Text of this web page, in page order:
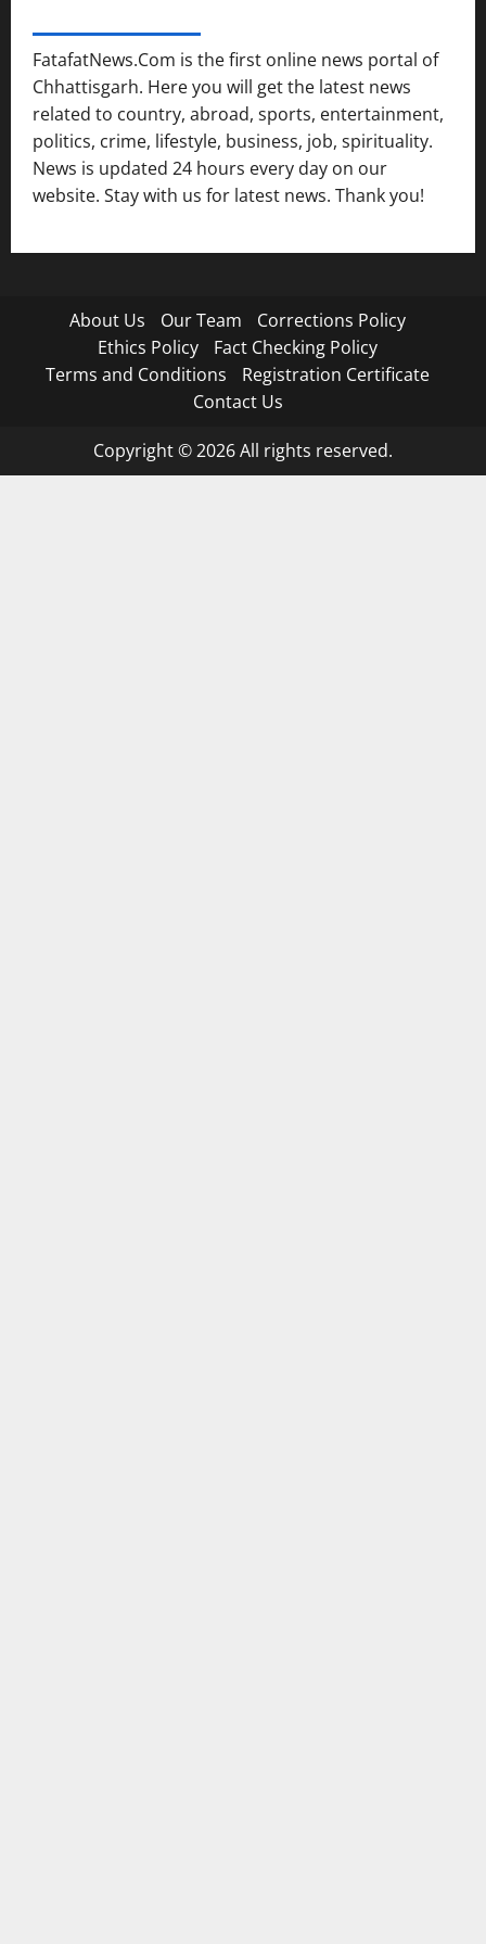
FatafatNews.Com is the first online news portal of
Chhattisgarh. Here you will get the latest news
related to country, abroad, sports, entertainment,
politics, crime, lifestyle, business, job, spirituality.
News is updated 24 hours every day on our
website. Stay with us for latest news. Thank you!
About Us Our Team
Corrections Policy
Ethics Policy
Fact Checking Policy
Terms and Conditions
Registration Certificate
Contact Us
Copyright © 2026 All rights reserved.